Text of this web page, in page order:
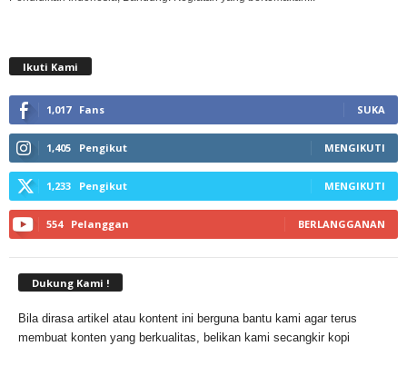
Ikuti Kami
1,017 Fans SUKA
1,405 Pengikut MENGIKUTI
1,233 Pengikut MENGIKUTI
554 Pelanggan BERLANGGANAN
Dukung Kami !
Bila dirasa artikel atau kontent ini berguna bantu kami agar terus
membuat konten yang berkualitas, belikan kami secangkir kopi